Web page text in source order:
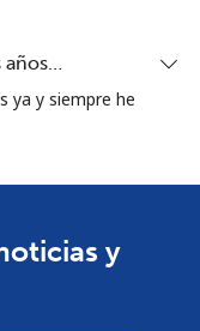
años…
ya y siempre he
y